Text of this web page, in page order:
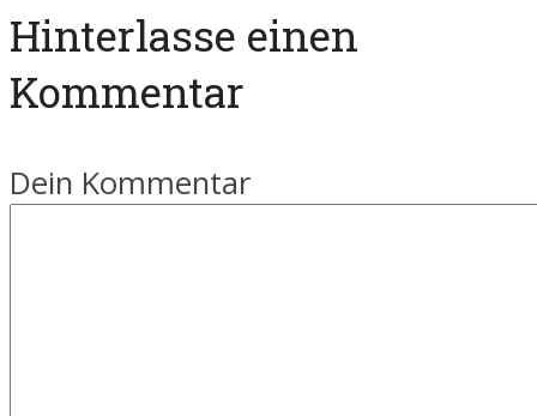
Hinterlasse einen
Kommentar
Dein Kommentar